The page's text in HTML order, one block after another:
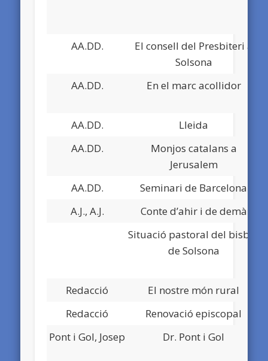
AA.DD.
El consell del Presbiteri a
Solsona
AA.DD. En el marc acollidor
AA.DD. Lleida
AA.DD.
Monjos catalans a
Jerusalem
AA.DD. Seminari de Barcelona
A.J., A.J.
Conte d’ahir i de demà
Situació pastoral del bisbat
de Solsona
Redacció El nostre món rural
Redacció
Renovació episcopal
Pont i Gol, Josep
Dr. Pont i Gol